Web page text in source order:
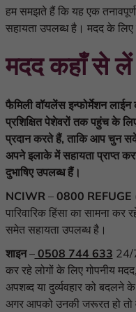
हम समझते हैं कि यह एक
सहायता उपलब्ध है। मदद के
मदद कहाँ से लें
फैमिली वॉयलेंस इन्फोर्मेशन लाईन
प्रशिक्षित पेशेवरों तक पहुंच के
प्रदान करते हैं, ताकि आप चुन
अपने इलाके में सहायताप्राप्त
दुभाषिए उपलब्ध हैं।
NCIWR –0800 REFUGE
पारिवारिक हिंसा का सामना कर
समेत सहायता उपलब्ध है।
शाइन–0508 744 633 24/
कर रहे लोगों के लिए गोपनीय मदद,
अपशब्द या दुर्व्यवहार को बदलने
अगर आपको उनकी जरूरत हो